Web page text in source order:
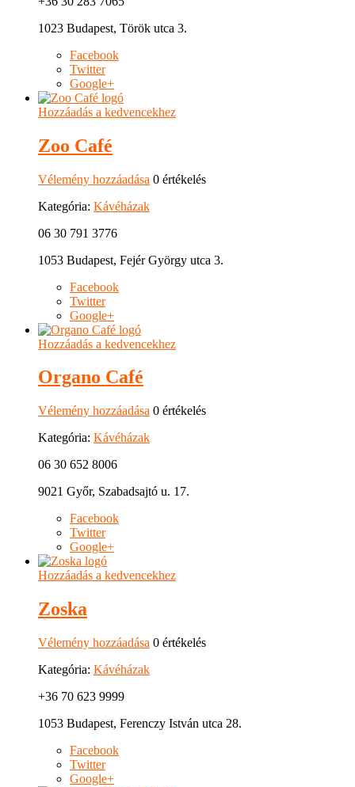
1023 Budapest, Török utca 3.
Facebook
Twitter
Google+
Hozzáadás a kedvencekhez
Zoo Café
Vélemény hozzáadása 0 értékelés
Kategória: Kávéházak
06 30 791 3776
1053 Budapest, Fejér György utca 3.
Facebook
Twitter
Google+
Hozzáadás a kedvencekhez
Organo Café
Vélemény hozzáadása 0 értékelés
Kategória: Kávéházak
06 30 652 8006
9021 Győr, Szabadsajtó u. 17.
Facebook
Twitter
Google+
Hozzáadás a kedvencekhez
Zoska
Vélemény hozzáadása 0 értékelés
Kategória: Kávéházak
+36 70 623 9999
1053 Budapest, Ferenczy István utca 28.
Facebook
Twitter
Google+